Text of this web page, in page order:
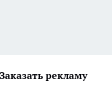
Заказать рекламу